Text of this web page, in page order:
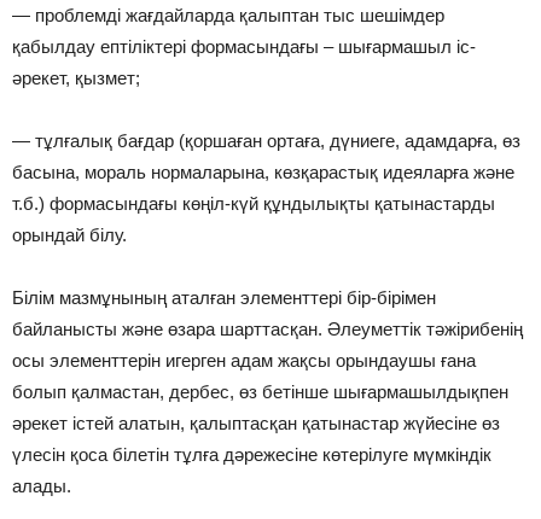
— проблемді жағдайларда қалыптан тыс шешімдер
қабылдау ептіліктері формасындағы – шығармашыл іс-
əрекет, қызмет;
— тұлғалық бағдар (қоршаған ортаға, дүниеге, адамдарға, өз
басына, мораль нормаларына, көзқарастық идеяларға жəне
т.б.) формасындағы көңіл-күй құндылықты қатынастарды
орындай білу.
Білім мазмұнының аталған элементтері бір-бірімен
байланысты жəне өзара шарттасқан. Əлеуметтік тəжірибенің
осы элементтерін игерген адам жақсы орындаушы ғана
болып қалмастан, дербес, өз бетінше шығармашылдықпен
əрекет істей алатын, қалыптасқан қатынастар жүйесіне өз
үлесін қоса білетін тұлға дəрежесіне көтерілуге мүмкіндік
алады.